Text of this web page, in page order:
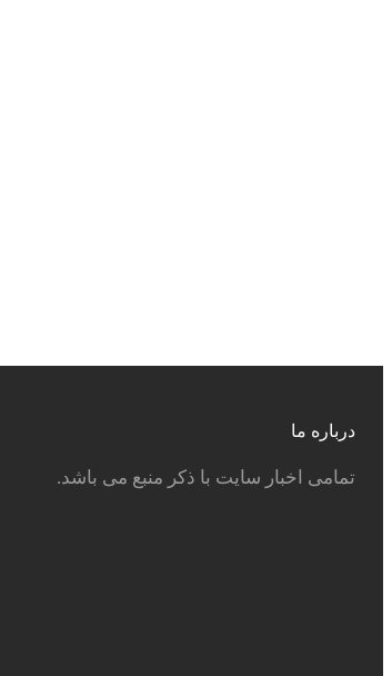
درباره ما
تمامی اخبار سایت با ذکر منبع می باشد.